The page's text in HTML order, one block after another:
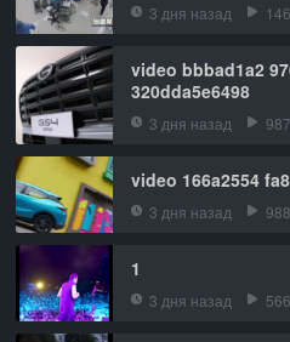
3 дня назад
video bbbad1a2
320dda5e6498
3 дня назад
video 166a2554
3 дня назад
1
3 дня назад